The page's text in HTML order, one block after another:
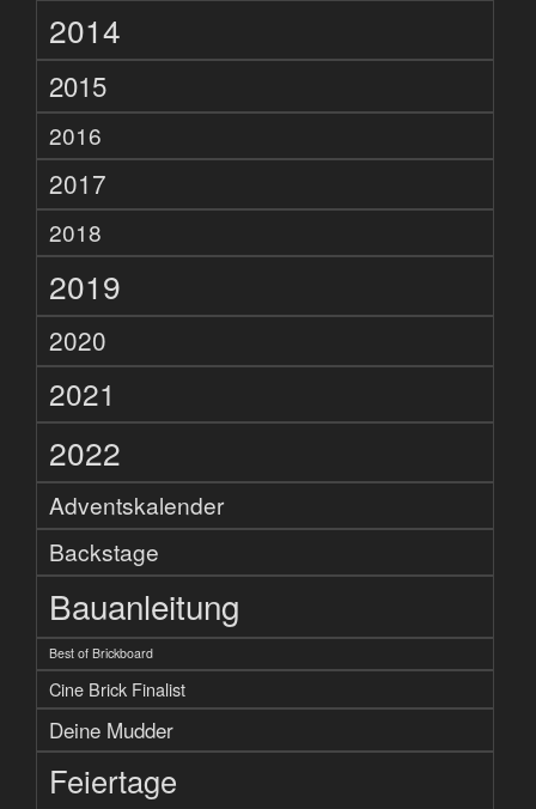
2014
2015
2016
2017
2018
2019
2020
2021
2022
Adventskalender
Backstage
Bauanleitung
Best of Brickboard
Cine Brick Finalist
Deine Mudder
Feiertage